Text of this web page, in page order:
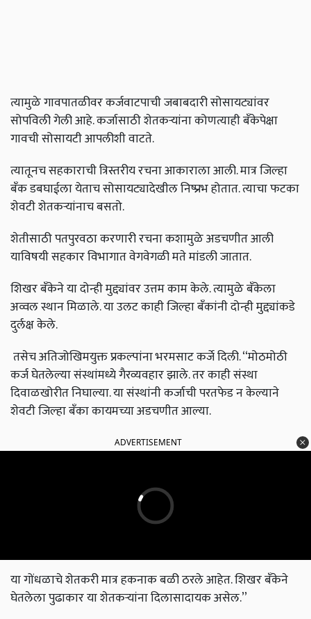
त्यामुळे गावपातळीवर कर्जवाटपाची जबाबदारी सोसायट्यांवर
सोपविली गेली आहे. कर्जासाठी शेतकऱ्यांना कोणत्याही बॅंकेपेक्षा
गावची सोसायटी आपलीशी वाटते.
त्यातूनच सहकाराची त्रिस्तरीय रचना आकाराला आली. मात्र जिल्हा
बॅंक डबघाईला येताच सोसायट्यादेखील निष्प्रभ होतात. त्याचा फटका
शेवटी शेतकऱ्यांनाच बसतो.
शेतीसाठी पतपुरवठा करणारी रचना कशामुळे अडचणीत आली
याविषयी सहकार विभागात वेगवेगळी मते मांडली जातात.
शिखर बॅंकेने या दोन्ही मुद्द्यांवर उत्तम काम केले. त्यामुळे बॅंकेला
अव्वल स्थान मिळाले. या उलट काही जिल्हा बॅंकांनी दोन्ही मुद्द्यांकडे
दुर्लक्ष केले.
तसेच अतिजोखिमयुक्त प्रकल्पांना भरमसाट कर्जे दिली. ‘‘मोठमोठी
कर्ज घेतलेल्या संस्थांमध्ये गैरव्यवहार झाले. तर काही संस्था
दिवाळखोरीत निघाल्या. या संस्थांनी कर्जाची परतफेड न केल्याने
शेवटी जिल्हा बॅंका कायमच्या अडचणीत आल्या.
ADVERTISEMENT
या गोंधळाचे शेतकरी मात्र हकनाक बळी ठरले आहेत. शिखर बॅंकेने
घेतलेला पुढाकार या शेतकऱ्यांना दिलासादायक असेल.’’